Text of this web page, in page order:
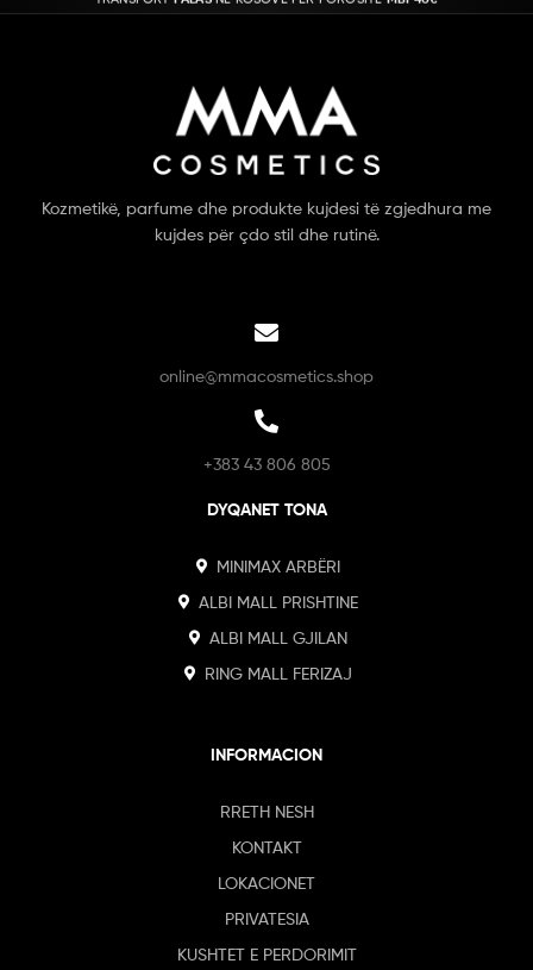
Kozmetikë, parfume dhe produkte kujdesi të zgjedhura me
kujdes për çdo stil dhe rutinë.
online@mmacosmetics.shop
+383 43 806 805
DYQANET TONA
MINIMAX ARBËRI
ALBI MALL PRISHTINE
ALBI MALL GJILAN
RING MALL FERIZAJ
INFORMACION
RRETH NESH
KONTAKT
LOKACIONET
PRIVATESIA
KUSHTET E PERDORIMIT